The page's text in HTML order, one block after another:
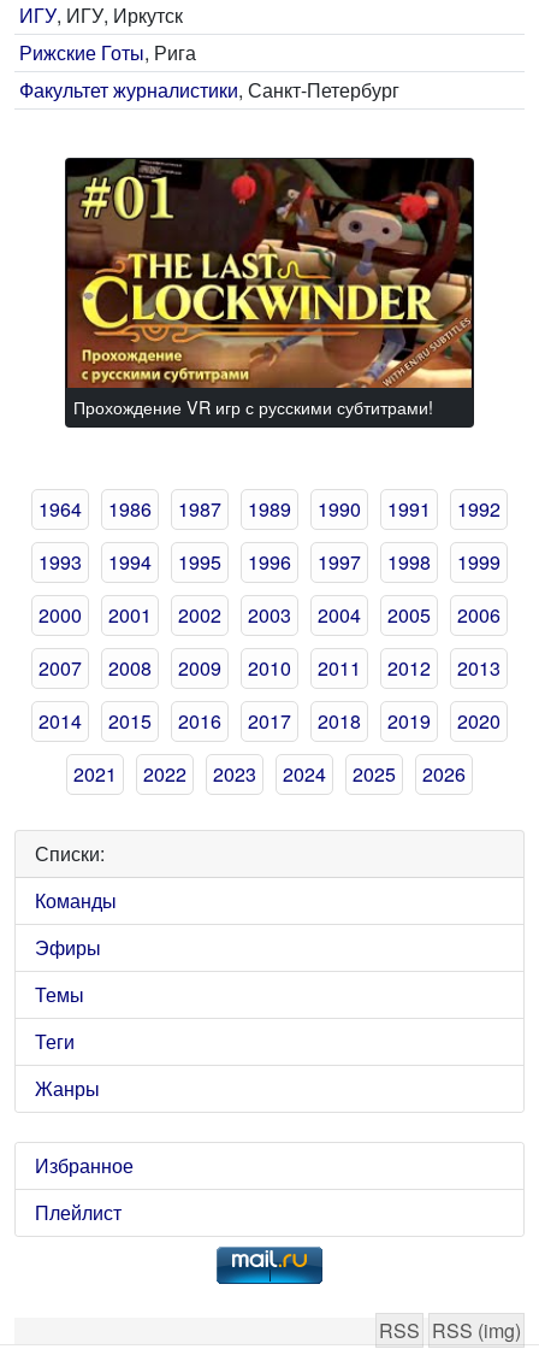
ИГУ, ИГУ, Иркутск
Рижские Готы, Рига
Факультет журналистики, Санкт-Петербург
Прохождение VR игр с русскими субтитрами!
1964 1986 1987 1989 1990 1991
1992
1993
1994 1995 1996 1997 1998
1999
2000
2001 2002 2003 2004 2005
2006
2007
2008 2009 2010 2011 2012
2013
2014
2015 2016 2017 2018 2019
2020
2021
2022 2023 2024 2025 2026
Списки:
Команды
Эфиры
Темы
Теги
Жанры
Избранное
Плейлист
RSS RSS (img)